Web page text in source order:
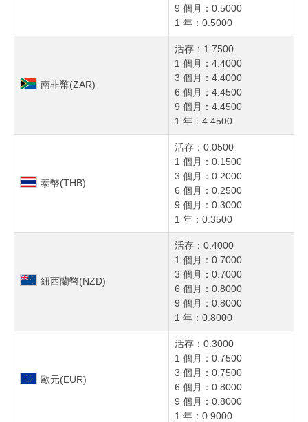
9 個月：0.5000
1 年：0.5000
南非幣(ZAR)
活存：1.7500
1 個月：4.4000
3 個月：4.4000
6 個月：4.4500
9 個月：4.4500
1 年：4.4500
泰幣(THB)
活存：0.0500
1 個月：0.1500
3 個月：0.2000
6 個月：0.2500
9 個月：0.3000
1 年：0.3500
紐西蘭幣(NZD)
活存：0.4000
1 個月：0.7000
3 個月：0.7000
6 個月：0.8000
9 個月：0.8000
1 年：0.8000
歐元(EUR)
活存：0.3000
1 個月：0.7500
3 個月：0.7500
6 個月：0.8000
9 個月：0.8000
1 年：0.9000